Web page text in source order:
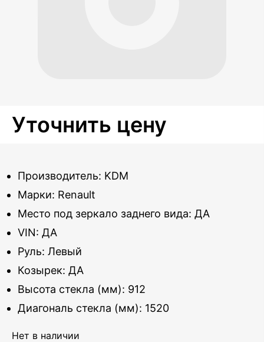
Уточнить цену
Производитель: KDM
Марки: Renault
Место под зеркало заднего вида: ДА
VIN: ДА
Руль: Левый
Козырек: ДА
Высота стекла (мм): 912
Диагональ стекла (мм): 1520
Нет в наличии